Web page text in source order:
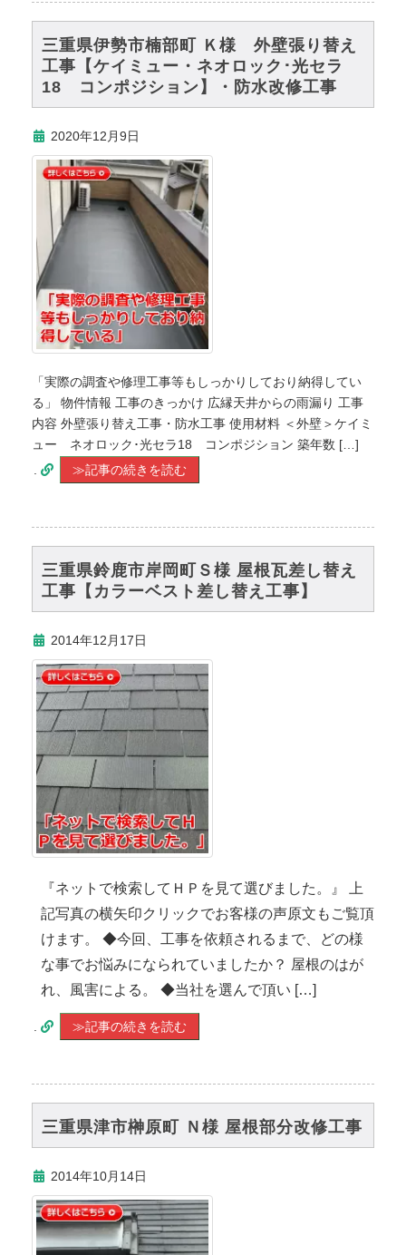
三重県伊勢市楠部町 Ｋ様 外壁張り替え
工事【ケイミュー・ネオロック･光セラ
18 コンポジション】・防水改修工事
2020年12月9日
「実際の調査や修理工事等もしっかりしており納得してい
る」 物件情報 工事のきっかけ 広縁天井からの雨漏り 工事
内容 外壁張り替え工事・防水工事 使用材料 ＜外壁＞ケイミ
ュー ネオロック･光セラ18 コンポジション 築年数 […]
≫記事の続きを読む
三重県鈴鹿市岸岡町Ｓ様 屋根瓦差し替え
工事【カラーベスト差し替え工事】
2014年12月17日
『ネットで検索してＨＰを見て選びました。』 上
記写真の横矢印クリックでお客様の声原文もご覧頂
けます。 ◆今回、工事を依頼されるまで、どの様
な事でお悩みになられていましたか？ 屋根のはが
れ、風害による。 ◆当社を選んで頂い […]
≫記事の続きを読む
三重県津市榊原町 Ｎ様 屋根部分改修工事
2014年10月14日